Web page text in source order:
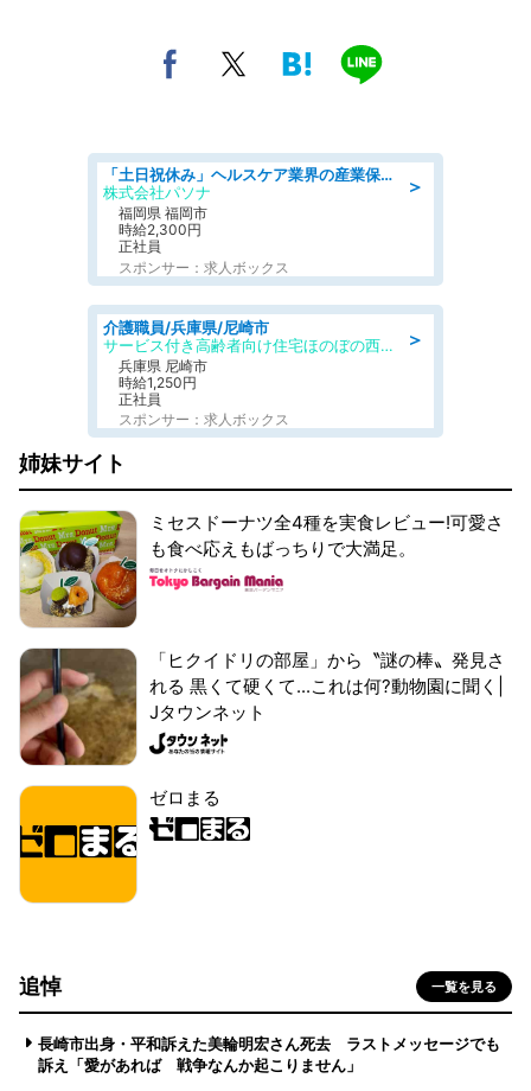
＞
「土日祝休み」ヘルスケア業界の産業保健師/高時給/未経験OK/要資格:保健師、正看護師
株式会社パソナ
福岡県 福岡市
時給2,300円
正社員
スポンサー：求人ボックス
＞
介護職員/兵庫県/尼崎市
サービス付き高齢者向け住宅ほのぼの西難波弐番館
兵庫県 尼崎市
時給1,250円
正社員
スポンサー：求人ボックス
姉妹サイト
ミセスドーナツ全4種を実食レビュー!可愛さ
も食べ応えもばっちりで大満足。
「ヒクイドリの部屋」から〝謎の棒〟発見さ
れる 黒くて硬くて...これは何?動物園に聞く|
Jタウンネット
ゼロまる
追悼 一覧を見る
長崎市出身・平和訴えた美輪明宏さん死去 ラストメッセージでも
訴え「愛があれば 戦争なんか起こりません」